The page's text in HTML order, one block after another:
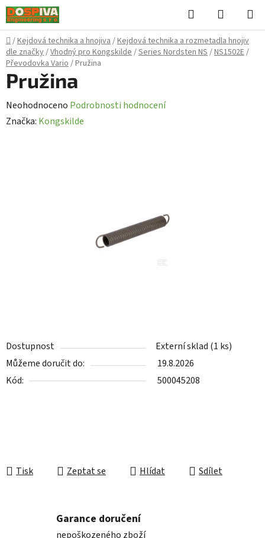
Přejít
na
obsah
Hledat
KOŠÍK
Domů
/Kejdová technika a hnojiva/Kejdová technika a rozmetadla hnojiv
dle značky/Vhodný pro Kongskilde/Series Nordsten NS/NS1502E/
Převodovka Vario/Pružina
Dostupnost Externí sklad (1 ks)
Můžeme doručit do:
19.8.2026
Kód:
500045208
Tisk Zeptat se Hlídat Sdílet
Pružina
Průměrné
hodnocení
Neohodnoceno Podrobnosti hodnocení
Značka: Kongskilde
Garance doručení
nepoškozeného zboží